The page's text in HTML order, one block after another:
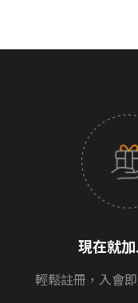
現在就
輕鬆註冊，入會